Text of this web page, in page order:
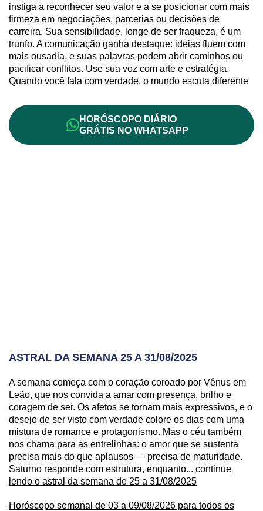
instiga a reconhecer seu valor e a se posicionar com mais
firmeza em negociações, parcerias ou decisões de
carreira. Sua sensibilidade, longe de ser fraqueza, é um
trunfo. A comunicação ganha destaque: ideias fluem com
mais ousadia, e suas palavras podem abrir caminhos ou
pacificar conflitos. Use sua voz com arte e estratégia.
Quando você fala com verdade, o mundo escuta diferente
HORÓSCOPO DIÁRIO
GRÁTIS NO WHATSAPP
ASTRAL DA SEMANA 25 A 31/08/2025
A semana começa com o coração coroado por Vênus em
Leão, que nos convida a amar com presença, brilho e
coragem de ser. Os afetos se tornam mais expressivos, e o
desejo de ser visto com verdade colore os dias com uma
mistura de romance e protagonismo. Mas o céu também
nos chama para as entrelinhas: o amor que se sustenta
precisa mais do que aplausos — precisa de maturidade.
Saturno responde com estrutura, enquanto... continue
lendo o astral da semana de 25 a 31/08/2025
Horóscopo semanal de 03 a 09/08/2026 para todos os